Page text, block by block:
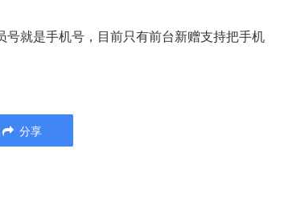
就是手机号，目前只有前台新赠支持把手机
分享